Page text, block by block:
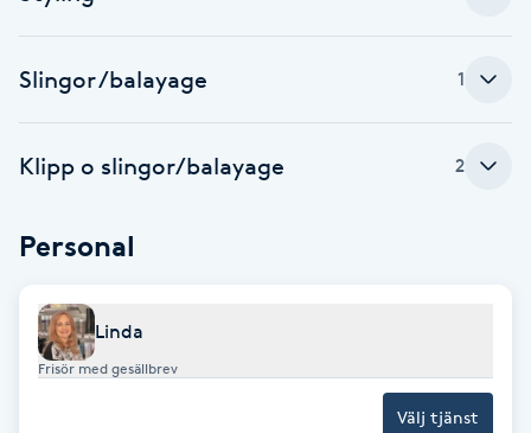
Color correction
Cryoterapi
Damklippning
Dermapen
Diamantslipning
Slingor /balayage 1
Klipp o slingor/balayage 2
Personal
Linda
Frisör med gesällbrev
Välj tjänst